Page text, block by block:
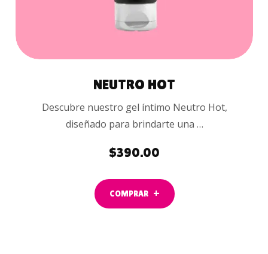
NEUTRO HOT
Descubre nuestro gel íntimo Neutro Hot,
diseñado para brindarte una …
$390.00
COMPRAR